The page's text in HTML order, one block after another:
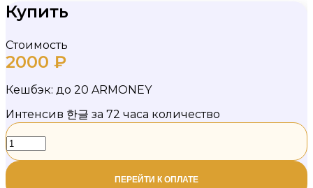
Купить
Стоимость
2000 ₽
Кешбэк: до 20 ARMONEY
Интенсив 한글 за 72 часа количество
ПЕРЕЙТИ К ОПЛАТЕ